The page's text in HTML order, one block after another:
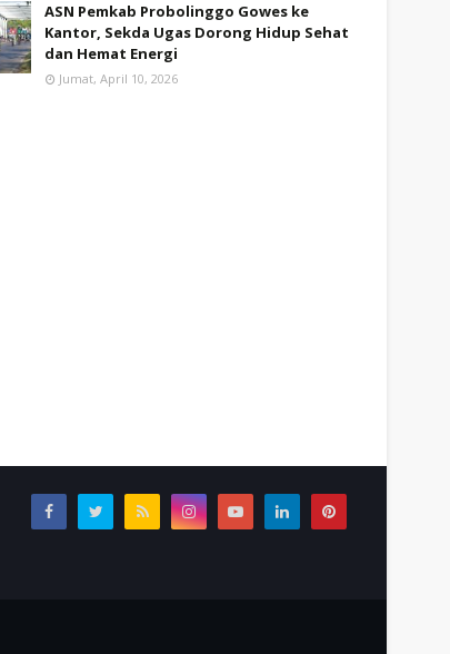
ASN Pemkab Probolinggo Gowes ke
Kantor, Sekda Ugas Dorong Hidup Sehat
dan Hemat Energi
Jumat, April 10, 2026